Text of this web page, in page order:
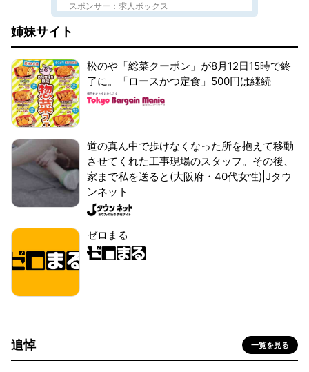
スポンサー：求人ボックス
姉妹サイト
松のや「総菜クーポン」が8月12日15時で終
了に。「ロースかつ定食」500円は継続
道の真ん中で歩けなくなった所を抱えて移動
させてくれた工事現場のスタッフ。その後、
家まで私を送ると(大阪府・40代女性)|Jタウ
ンネット
ゼロまる
追悼 一覧を見る